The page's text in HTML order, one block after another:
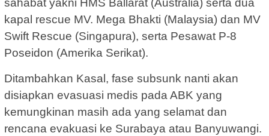
sahabat yakni HMS Ballarat (Australia) serta dua
kapal rescue MV. Mega Bhakti (Malaysia) dan MV
Swift Rescue (Singapura), serta Pesawat P-8
Poseidon (Amerika Serikat).
Ditambahkan Kasal, fase subsunk nanti akan
disiapkan evasuasi medis pada ABK yang
kemungkinan masih ada yang selamat dan
rencana evakuasi ke Surabaya atau Banyuwangi.